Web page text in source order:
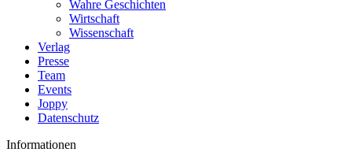
Wahre Geschichten
Wirtschaft
Wissenschaft
Verlag
Presse
Team
Events
Joppy
Datenschutz
Informationen